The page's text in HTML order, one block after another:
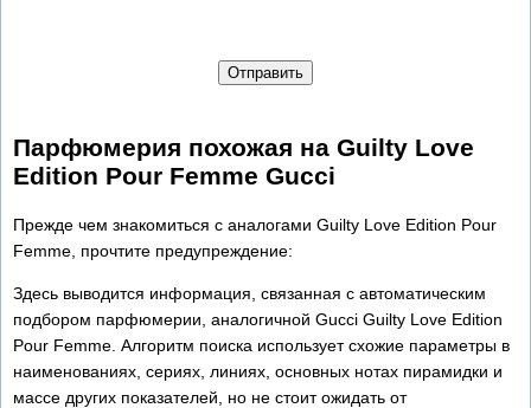
Отправить
Парфюмерия похожая на Guilty Love
Edition Pour Femme Gucci
Прежде чем знакомиться с аналогами Guilty Love Edition Pour
Femme, прочтите предупреждение:
Здесь выводится информация, связанная с автоматическим
подбором парфюмерии, аналогичной Gucci Guilty Love Edition
Pour Femme. Алгоритм поиска использует схожие параметры в
наименованиях, сериях, линиях, основных нотах пирамидки и
массе других показателей, но не стоит ожидать от